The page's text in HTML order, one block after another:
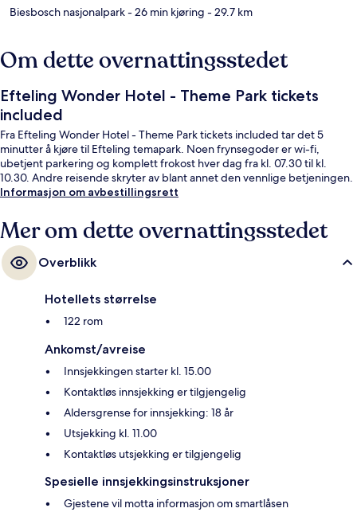
Biesbosch nasjonalpark- 26 min kjøring - 29.7 km
Om dette overnattingsstedet
Efteling Wonder Hotel - Theme Park tickets
included
Fra Efteling Wonder Hotel - Theme Park tickets included tar det 5
minutter å kjøre til Efteling temapark. Noen frynsegoder er wi-fi,
ubetjent parkering og komplett frokost hver dag fra kl. 07.30 til kl.
10.30. Andre reisende skryter av blant annet den vennlige betjeningen.
Informasjon om avbestillingsrett
Mer om dette overnattingsstedet
Overblikk
Hotellets størrelse
122 rom
Ankomst/avreise
Innsjekkingen starter kl. 15.00
Kontaktløs innsjekking er tilgjengelig
Aldersgrense for innsjekking: 18 år
Utsjekking kl. 11.00
Kontaktløs utsjekking er tilgjengelig
Spesielle innsjekkingsinstruksjoner
Gjestene vil motta informasjon om smartlåsen